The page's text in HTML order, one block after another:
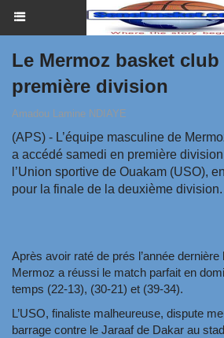
Le Mermoz basket club
première division
Amadou Lamine NDIAYE
(APS) - L’équipe masculine de
a accédé samedi en première
l’Union sportive de Ouakam (USO),
pour la finale de la deuxième division.
Après avoir raté de prés l’année dernière
Mermoz a réussi le match parfait en
temps (22-13), (30-21) et (39-34).
L’USO, finaliste malheureuse, dispute
barrage contre le Jaraaf de Dakar au